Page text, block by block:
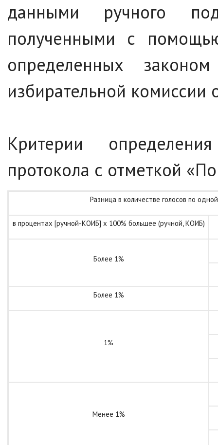
данными ручного
полученными с
определенных
избирательной комиссии
Критерии
протокола с отметкой
Разница в количестве голосов по
в процентах [ручной-КОИБ] х 100% большее (ручной, КОИБ)
Более 1%
Более 1%
1%
Менее 1%